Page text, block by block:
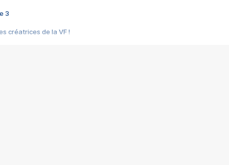
3
créatrices de la VF !